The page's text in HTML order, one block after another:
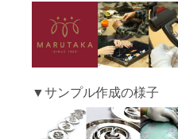
▼サンプル作成の様子